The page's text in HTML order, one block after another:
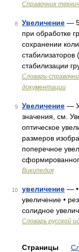
Справочник
8 Увеличение —
при обработке
сохранении
стабилизации
Словарь-
документации
9 Увеличение — У
значения, см.
оптическое
размеров
поперечное
Википедия
10 увеличение — •
увеличение •
солидное
Словарь русской
Страницы